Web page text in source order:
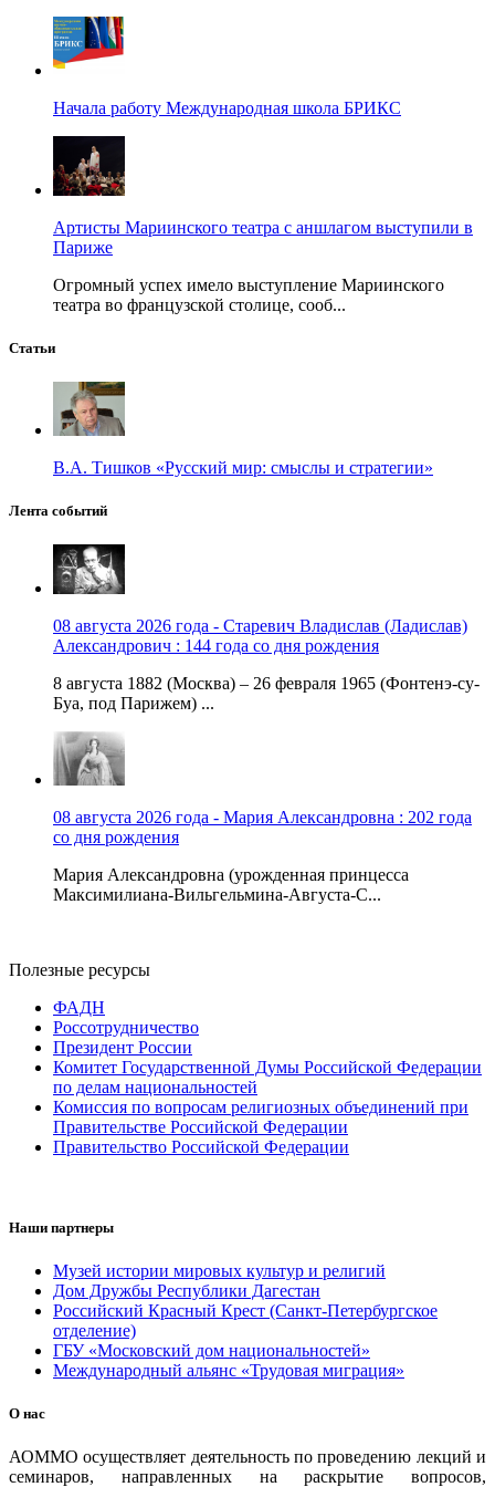
Начала работу Международная школа БРИКС
Артисты Мариинского театра с аншлагом выступили в
Париже
Огромный успех имело выступление Мариинского
театра во французской столице, сооб...
Статьи
В.А. Тишков «Русский мир: смыслы и стратегии»
Лента событий
08 августа 2026 года - Старевич Владислав (Ладислав)
Александрович : 144 года со дня рождения
8 августа 1882 (Москва) – 26 февраля 1965 (Фонтенэ-су-
Буа, под Парижем) ...
08 августа 2026 года - Мария Александровна : 202 года
со дня рождения
Мария Александровна (урожденная принцесса
Максимилиана-Вильгельмина-Августа-С...
Полезные ресурсы
ФАДН
Россотрудничество
Президент России
Комитет Государственной Думы Российской Федерации
по делам национальностей
Комиссия по вопросам религиозных объединений при
Правительстве Российской Федерации
Правительство Российской Федерации
Наши партнеры
Музей истории мировых культур и религий
Дом Дружбы Республики Дагестан
Российский Красный Крест (Санкт-Петербургское
отделение)
ГБУ «Московский дом национальностей»
Международный альянс «Трудовая миграция»
О нас
АОММО осуществляет деятельность по проведению лекций и
семинаров, направленных на раскрытие вопросов,